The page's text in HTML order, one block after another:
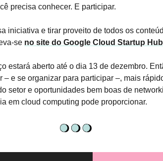
precisa conhecer. E participar.
iniciativa e tirar proveito de todos os
se no site do Google Cloud Startup Hub
estará aberto até o dia 13 de dezembro.
– e se organizar para participar –, mais
setor e oportunidades bem boas de
em cloud computing pode proporcionar.